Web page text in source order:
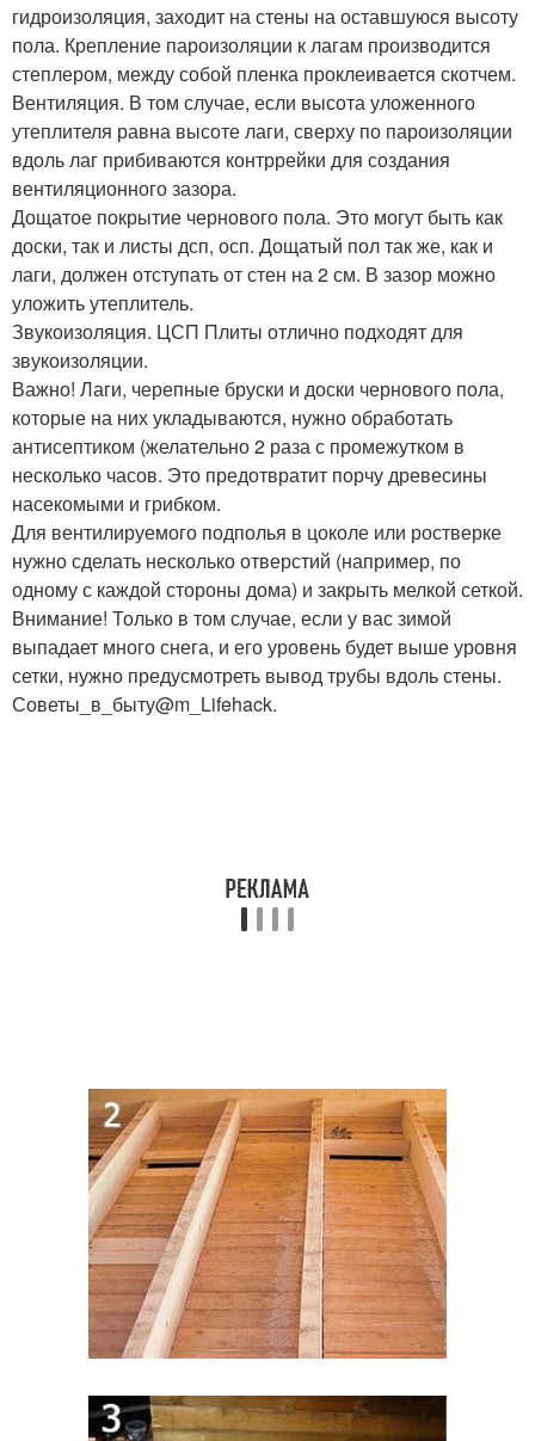
гидроизоляция, заходит на стены на оставшуюся высоту
пола. Крепление пароизоляции к лагам производится
степлером, между собой пленка проклеивается скотчем.
Вентиляция. В том случае, если высота уложенного
утеплителя равна высоте лаги, сверху по пароизоляции
вдоль лаг прибиваются контррейки для создания
вентиляционного зазора.
Дощатое покрытие чернового пола. Это могут быть как
доски, так и листы дсп, осп. Дощатый пол так же, как и
лаги, должен отступать от стен на 2 см. В зазор можно
уложить утеплитель.
Звукоизоляция. ЦСП Плиты отлично подходят для
звукоизоляции.
Важно! Лаги, черепные бруски и доски чернового пола,
которые на них укладываются, нужно обработать
антисептиком (желательно 2 раза с промежутком в
несколько часов. Это предотвратит порчу древесины
насекомыми и грибком.
Для вентилируемого подполья в цоколе или ростверке
нужно сделать несколько отверстий (например, по
одному с каждой стороны дома) и закрыть мелкой сеткой.
Внимание! Только в том случае, если у вас зимой
выпадает много снега, и его уровень будет выше уровня
сетки, нужно предусмотреть вывод трубы вдоль стены.
Советы_в_быту@m_Lifehack.